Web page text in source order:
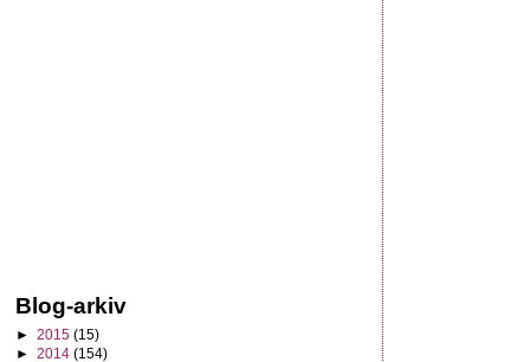
Blog-arkiv
► 2015 (15)
► 2014 (154)